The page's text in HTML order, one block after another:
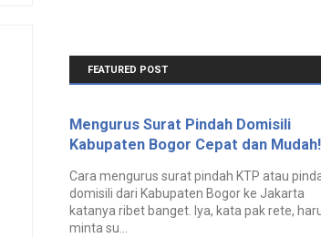
FEATURED POST
Mengurus Surat Pindah Domisili
Kabupaten Bogor Cepat dan Mudah!
Cara mengurus surat pindah KTP atau
domisili dari Kabupaten Bogor ke Jakarta
katanya ribet banget. Iya, kata pak rete,
minta su...